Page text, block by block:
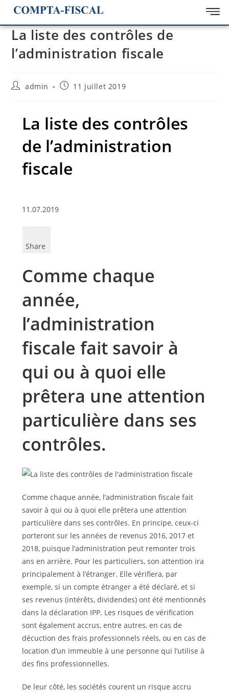
La liste des contrôles de
l’administration fiscale
admin 11 juillet 2019
La liste des contrôles
de l’administration
fiscale
11.07.2019
Share
Comme chaque
année,
l’administration
fiscale fait savoir à
qui ou à quoi elle
prêtera une attention
particulière dans ses
contrôles.
Comme chaque année, l’administration fiscale fait
savoir à qui ou à quoi elle prêtera une attention
particulière dans ses contrôles. En principe, ceux-ci
porteront sur les années de revenus 2016, 2017 et
2018, puisque l’administration peut remonter trois
ans en arrière. Pour les particuliers, son attention ira
principalement à l’étranger. Elle vérifiera, par
exemple, si un compte étranger a été déclaré, et si
ses revenus (intérêts, dividendes) ont été mentionnés
dans la déclaration IPP. Les risques de vérification
sont également accrus, entre autres, en cas de
décuction des frais professionnels réels, ou en cas de
location d’un immeuble à une personne qui l’utilise à
des fins professionnelles.
De leur côté, les sociétés courent un risque accru